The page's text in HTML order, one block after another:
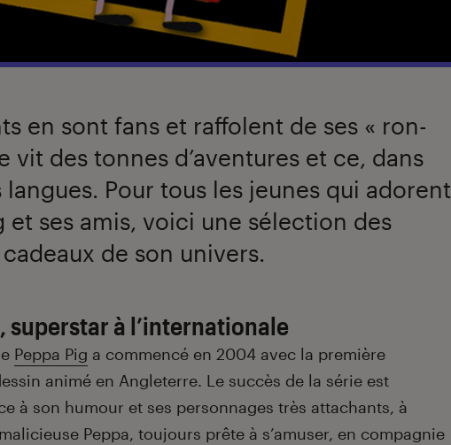
en sont fans et raffolent de ses « ron-
vit des tonnes d’aventures et ce, dans
langues. Pour tous les jeunes qui adorent
et ses amis, voici une sélection des
de son univers.
superstar à l’internationale
Peppa Pig a commencé en 2004 avec la première
animé en Angleterre. Le succès de la série est
à son humour et ses personnages très attachants, à
Peppa, toujours prête à s’amuser, en compagnie